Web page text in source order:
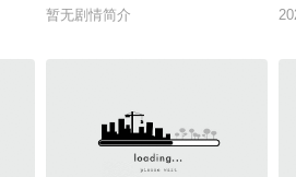
暂无剧情简介